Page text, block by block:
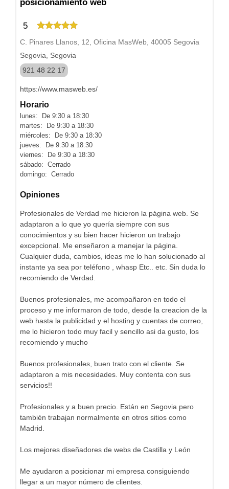
posicionamiento web
5
C. Pinares Llanos, 12, Oficina MasWeb, 40005 Segovia
Segovia, Segovia
921 48 22 17
https://www.masweb.es/
Horario
lunes: De 9:30 a 18:30
martes: De 9:30 a 18:30
miércoles: De 9:30 a 18:30
jueves: De 9:30 a 18:30
viernes: De 9:30 a 18:30
sábado: Cerrado
domingo: Cerrado
Opiniones
Profesionales de Verdad me hicieron la página web. Se
adaptaron a lo que yo quería siempre con sus
conocimientos y su bien hacer hicieron un trabajo
excepcional. Me enseñaron a manejar la página.
Cualquier duda, cambios, ideas me lo han solucionado al
instante ya sea por teléfono , whasp Etc.. etc. Sin duda lo
recomiendo de Verdad.
Buenos profesionales, me acompañaron en todo el
proceso y me informaron de todo, desde la creacion de la
web hasta la publicidad y el hosting y cuentas de correo,
me lo hicieron todo muy facil y sencillo asi da gusto, los
recomiendo y mucho
Buenos profesionales, buen trato con el cliente. Se
adaptaron a mis necesidades. Muy contenta con sus
servicios!!
Profesionales y a buen precio. Están en Segovia pero
también trabajan normalmente en otros sitios como
Madrid.
Los mejores diseñadores de webs de Castilla y León
Me ayudaron a posicionar mi empresa consiguiendo
llegar a un mayor número de clientes.